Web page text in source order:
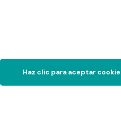
Haz clic para aceptar